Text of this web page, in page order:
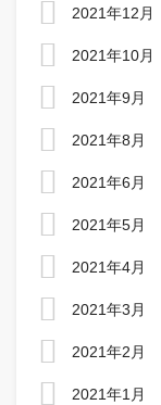
2021年12月
2021年10月
2021年9月
2021年8月
2021年6月
2021年5月
2021年4月
2021年3月
2021年2月
2021年1月